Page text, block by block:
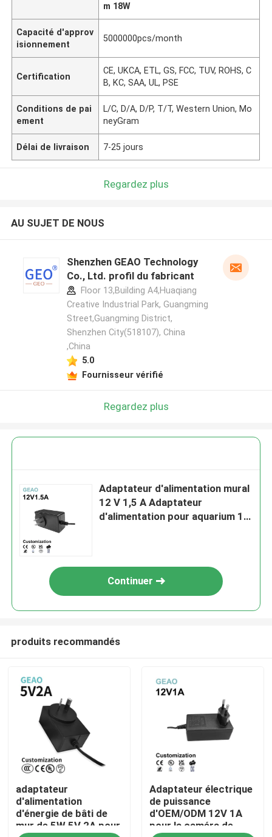
Maison
Produits
Vidéos
m 18W
Capacité d'approv
isionnement
5000000pcs/month
Certification
CE, UKCA, ETL, GS, FCC, TUV, ROHS, C
B, KC, SAA, UL, PSE
Conditions de pai
ement
L/C, D/A, D/P, T/T, Western Union, Mo
neyGram
Délai de livraison 7-25 jours
Regardez plus
AU SUJET DE NOUS
Shenzhen GEAO Technology
Co., Ltd. profil du fabricant
Floor 13,Building A4,Huaqiang
Creative Industrial Park, Guangming
Street,Guangming District,
Shenzhen City(518107), China
,China
5.0
Fournisseur vérifié
Regardez plus
Adaptateur d'alimentation mural
12 V 1,5 A Adaptateur
d'alimentation pour aquarium 18
Continuer
produits recommandés
adaptateur
d'alimentation
d'énergie de bâti de
mur de 5W 5V 2A pour
Adaptateur électrique
de puissance
d'OEM/ODM 12V 1A
pour la caméra de